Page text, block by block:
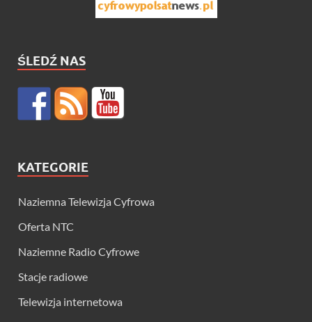
ŚLEDŹ NAS
KATEGORIE
Naziemna Telewizja Cyfrowa
Oferta NTC
Naziemne Radio Cyfrowe
Stacje radiowe
Telewizja internetowa